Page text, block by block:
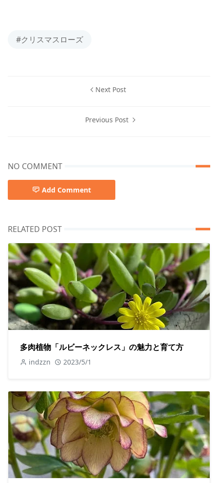
#クリスマスローズ
Next Post
Previous Post
NO COMMENT
Add Comment
RELATED POST
多肉植物「ルビーネックレス」の魅力と育て方
indzzn 2023/5/1